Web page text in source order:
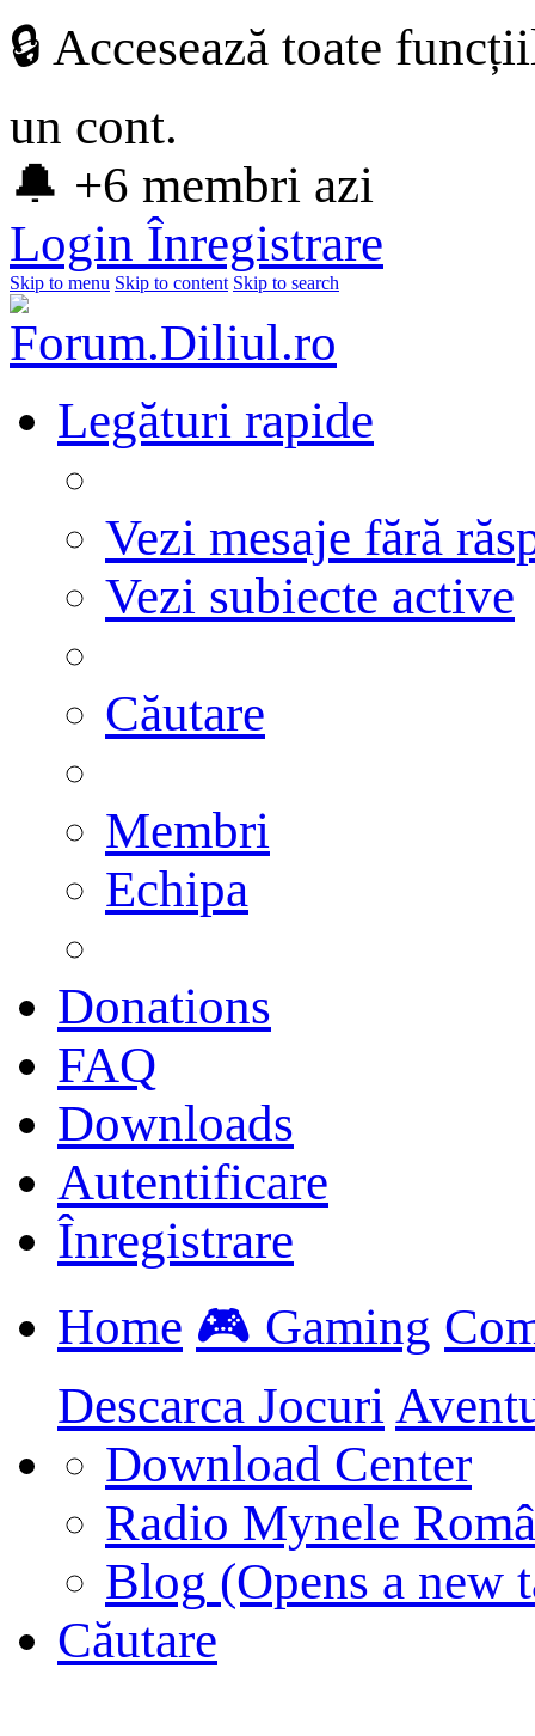
🔒 Accesează toate
un cont.
🔔 +6 membri azi
Login Înregistrare
Skip to menu Skip to content Skip to search
Legături rapide
Vezi mesaje fără
Vezi subiecte active
Căutare
Membri
Echipa
Donations
FAQ
Downloads
Autentificare
Înregistrare
Home 🎮 Gaming
Descarca Jocuri
Download Center
Radio Mynele
Blog (Opens a new
Căutare